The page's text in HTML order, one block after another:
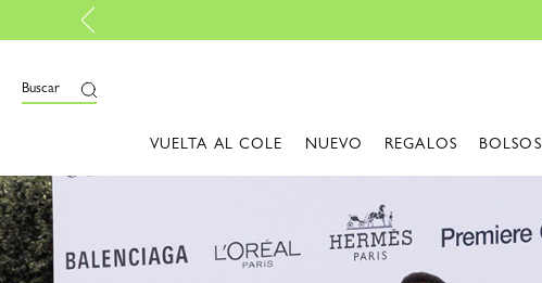
Buscar
VUELTA AL COLE NUEVO REGALOS BOLSOS